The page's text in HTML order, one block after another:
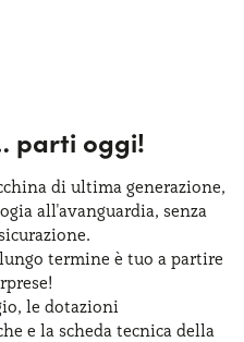
parti oggi!
di ultima generazione,
all'avanguardia, senza
.
termine è tuo a partire
, le dotazioni
e la scheda tecnica della